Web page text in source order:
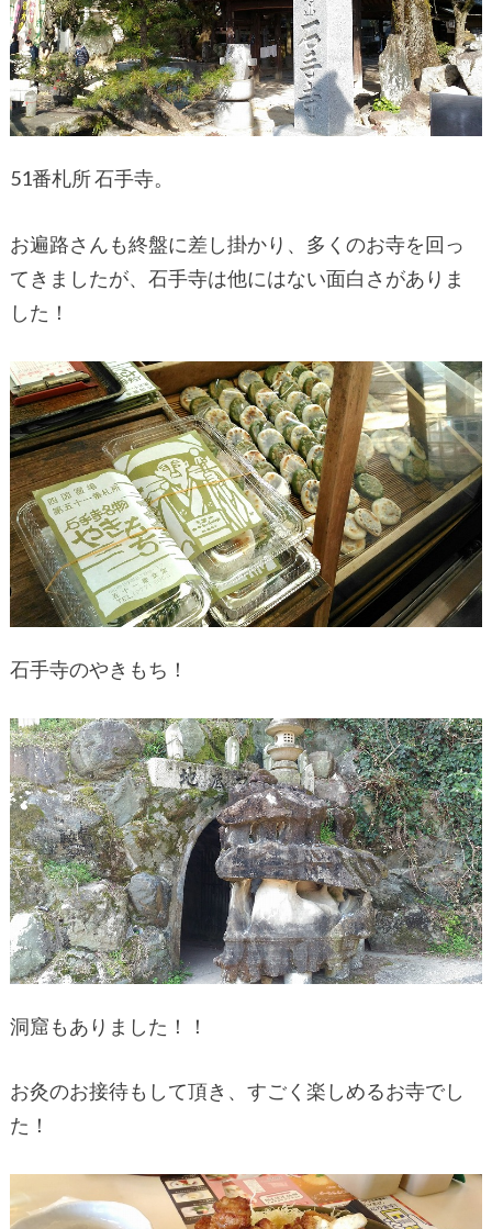
51番札所 石手寺。
お遍路さんも終盤に差し掛かり、多くのお寺を回っ
てきましたが、石手寺は他にはない面白さがありま
した！
石手寺のやきもち！
洞窟もありました！！
お灸のお接待もして頂き、すごく楽しめるお寺でし
た！